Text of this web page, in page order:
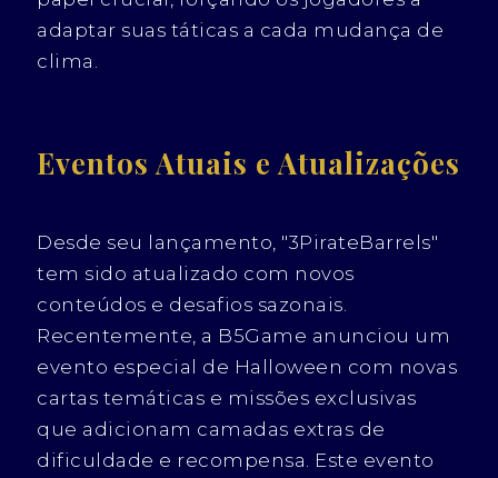
adaptar suas táticas a cada mudança de
clima.
Eventos Atuais e Atualizações
Desde seu lançamento, "3PirateBarrels"
tem sido atualizado com novos
conteúdos e desafios sazonais.
Recentemente, a B5Game anunciou um
evento especial de Halloween com novas
cartas temáticas e missões exclusivas
que adicionam camadas extras de
dificuldade e recompensa. Este evento